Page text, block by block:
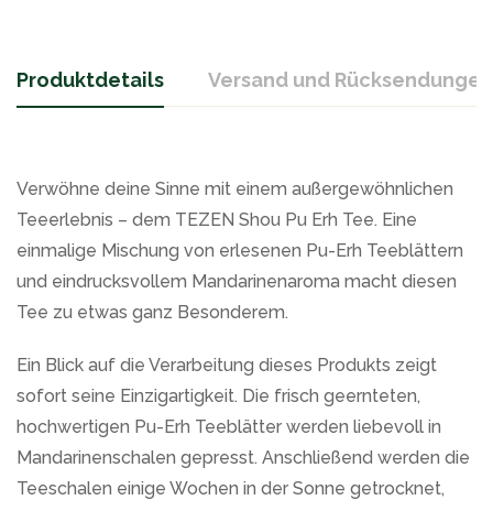
Produktdetails Versand und Rücksendungen
Verwöhne deine Sinne mit einem außergewöhnlichen
Teeerlebnis – dem TEZEN Shou Pu Erh Tee. Eine
einmalige Mischung von erlesenen Pu-Erh Teeblättern
und eindrucksvollem Mandarinenaroma macht diesen
Tee zu etwas ganz Besonderem.
Ein Blick auf die Verarbeitung dieses Produkts zeigt
sofort seine Einzigartigkeit. Die frisch geernteten,
hochwertigen Pu-Erh Teeblätter werden liebevoll in
Mandarinenschalen gepresst. Anschließend werden die
Teeschalen einige Wochen in der Sonne getrocknet,